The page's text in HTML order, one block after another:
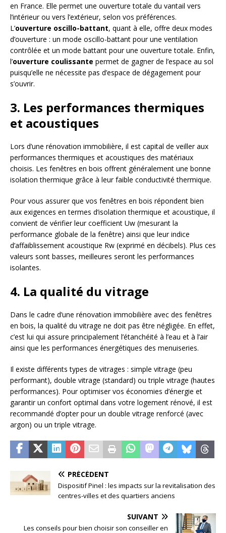
en France. Elle permet une ouverture totale du vantail vers
l’intérieur ou vers l’extérieur, selon vos préférences.
L’ouverture oscillo-battant, quant à elle, offre deux modes
d’ouverture : un mode oscillo-battant pour une ventilation
contrôlée et un mode battant pour une ouverture totale. Enfin,
l’ouverture coulissante permet de gagner de l’espace au sol
puisqu’elle ne nécessite pas d’espace de dégagement pour
s’ouvrir.
3. Les performances thermiques
et acoustiques
Lors d’une rénovation immobilière, il est capital de veiller aux
performances thermiques et acoustiques des matériaux
choisis. Les fenêtres en bois offrent généralement une bonne
isolation thermique grâce à leur faible conductivité thermique.
Pour vous assurer que vos fenêtres en bois répondent bien
aux exigences en termes d’isolation thermique et acoustique, il
convient de vérifier leur coefficient Uw (mesurant la
performance globale de la fenêtre) ainsi que leur indice
d’affaiblissement acoustique Rw (exprimé en décibels). Plus ces
valeurs sont basses, meilleures seront les performances
isolantes.
4. La qualité du vitrage
Dans le cadre d’une rénovation immobilière avec des fenêtres
en bois, la qualité du vitrage ne doit pas être négligée. En effet,
c’est lui qui assure principalement l’étanchéité à l’eau et à l’air
ainsi que les performances énergétiques des menuiseries.
Il existe différents types de vitrages : simple vitrage (peu
performant), double vitrage (standard) ou triple vitrage (hautes
performances). Pour optimiser vos économies d’énergie et
garantir un confort optimal dans votre logement rénové, il est
recommandé d’opter pour un double vitrage renforcé (avec
argon) ou un triple vitrage.
PRÉCÉDENT
Dispositif Pinel : les impacts sur la revitalisation des
centres-villes et des quartiers anciens
SUIVANT
Les conseils pour bien choisir son conseiller en